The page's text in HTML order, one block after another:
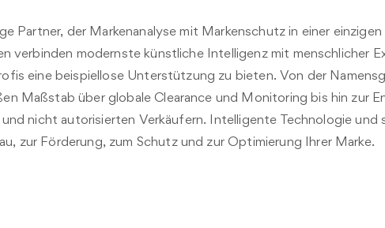
Partner, der Markenanalyse mit Markenschutz in einer
verbinden modernste künstliche Intelligenz mit menschlicher
eine beispiellose Unterstützung zu bieten. Von der
Maßstab über globale Clearance und Monitoring bis hin zur
und nicht autorisierten Verkäufern. Intelligente Technologie und
zur Förderung, zum Schutz und zur Optimierung Ihrer Marke.